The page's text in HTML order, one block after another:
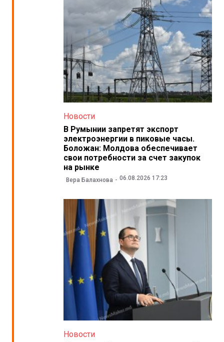
Новости
В Румынии запретят экспорт
электроэнергии в пиковые часы.
Боложан: Молдова обеспечивает
свои потребности за счет закупок
на рынке
Вера Балахнова 06.08.2026 17:23
Новости